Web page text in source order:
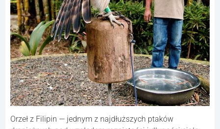
Orzeł z Filipin — jednym z najdłuższych ptaków